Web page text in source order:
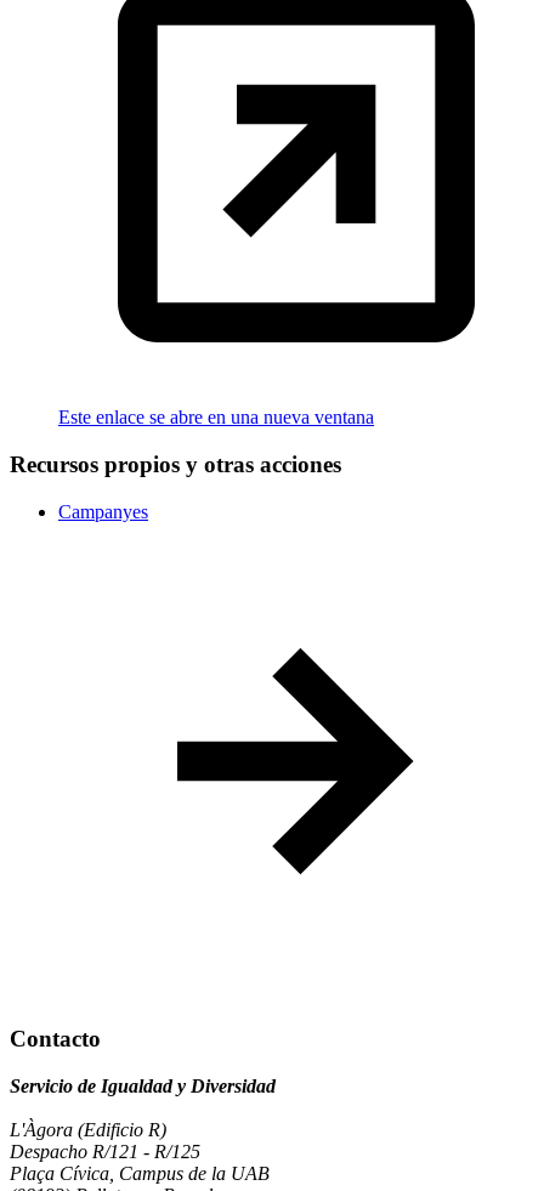
Este enlace se abre en una nueva ventana
Recursos propios y otras acciones
Campanyes
Contacto
Servicio de Igualdad y Diversidad
L'Àgora (Edificio R)
Despacho R/121 - R/125
Plaça Cívica, Campus de la UAB